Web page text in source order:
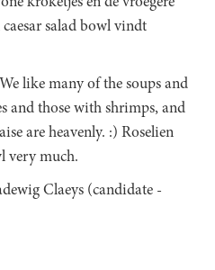
salad bowl vindt
like many of the soups and
and those with shrimps, and
are heavenly. :) Roselien
very much.
Claeys (candidate -